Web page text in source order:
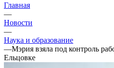
Главная
—
Новости
—
Наука и образование
—Мэрия взяла под контроль
Ельцовке